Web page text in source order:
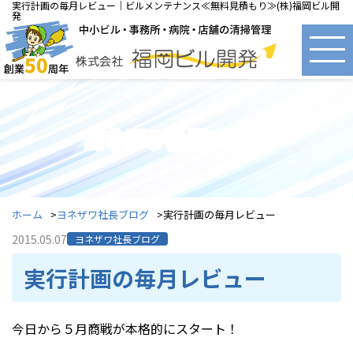
実行計画の毎月レビュー｜ビルメンテナンス≪無料見積もり≫(株)福岡ビル開
発
ヨネザワ社長ブログ
ホーム ヨネザワ社長ブログ 実行計画の毎月レビュー
2015.05.07 ヨネザワ社長ブログ
実行計画の毎月レビュー
今日から５月商戦が本格的にスタート！